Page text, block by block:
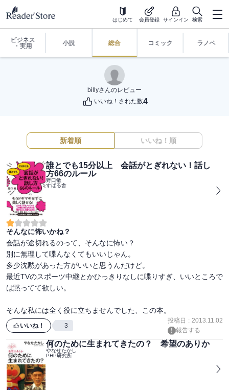
はじめて 会員登録 サインイン 検索
ビジネス
・実用
小説 総合 コミック ラノベ
billyさんのレビュー
いいね！された数4
新着順 いいね！順
誰とでも15分以上 会話がとぎれない！話し
方66のルール
野口敏
すばる舎
そんなに怖いかね？
会話が途切れるのって、そんなに怖い？
別に無理して喋んなくてもいいじゃん。
多少沈黙があった方がいいと思うんだけど。
最近TVのスポーツ中継とかひっきりなしに喋りすぎ、いいところで
は黙ってて欲しい。
そんな私には全く役に立ちませんでした、この本。
いいね！ 3
投稿日 : 2013.11.02
報告する
何のために生まれてきたの？ 希望のありか
やなせたかし
PHP研究所